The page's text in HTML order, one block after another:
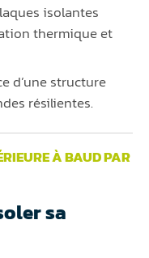
isolantes
thermique et
d’une structure
résilientes.
À BAUD PAR
sa